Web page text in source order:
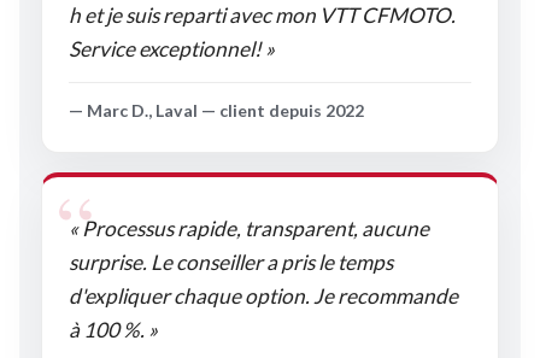
h et je suis reparti avec mon VTT CFMOTO.
Service exceptionnel! »
— Marc D., Laval — client depuis 2022
« Processus rapide, transparent, aucune
surprise. Le conseiller a pris le temps
d'expliquer chaque option. Je recommande
à 100 %. »